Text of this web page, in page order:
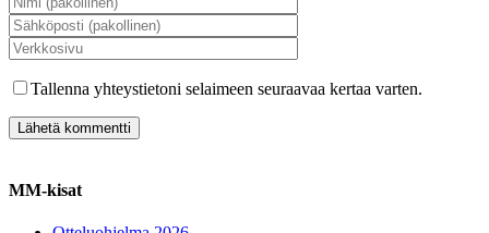
Tallenna yhteystietoni selaimeen seuraavaa kertaa varten.
MM-kisat